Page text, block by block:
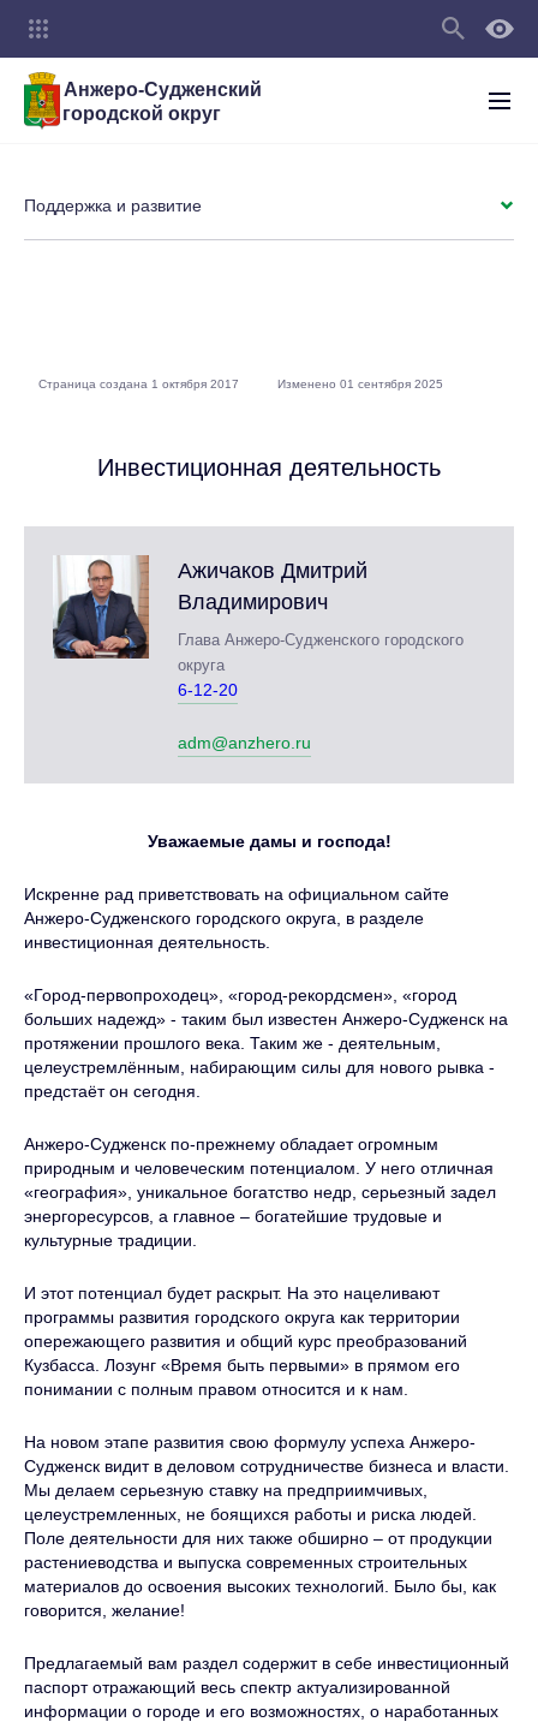
Анжеро-Судженский
городской округ
Инвестиционная деятельность
Ажичаков Дмитрий
Владимирович
Глава Анжеро-Судженского городского
округа
6-12-20
adm@anzhero.ru
Уважаемые дамы и господа!
Искренне рад приветствовать на официальном сайте
Анжеро-Судженского городского округа, в разделе
инвестиционная деятельность.
«Город-первопроходец», «город-рекордсмен», «город
больших надежд» - таким был известен Анжеро-Судженск на
протяжении прошлого века. Таким же - деятельным,
целеустремлённым, набирающим силы для нового рывка -
предстаёт он сегодня.
Анжеро-Судженск по-прежнему обладает огромным
природным и человеческим потенциалом. У него отличная
«география», уникальное богатство недр, серьезный задел
энергоресурсов, а главное – богатейшие трудовые и
культурные традиции.
И этот потенциал будет раскрыт. На это нацеливают
программы развития городского округа как территории
опережающего развития и общий курс преобразований
Кузбасса. Лозунг «Время быть первыми» в прямом его
понимании с полным правом относится и к нам.
На новом этапе развития свою формулу успеха Анжеро-
Судженск видит в деловом сотрудничестве бизнеса и власти.
Мы делаем серьезную ставку на предприимчивых,
целеустремленных, не боящихся работы и риска людей.
Поле деятельности для них также обширно – от продукции
растениеводства и выпуска современных строительных
материалов до освоения высоких технологий. Было бы, как
говорится, желание!
Предлагаемый вам раздел содержит в себе инвестиционный
паспорт отражающий весь спектр актуализированной
информации о городе и его возможностях, о наработанных
Поддержка и развитие
Страница создана 1 октября 2017 Изменено 01 сентября 2025